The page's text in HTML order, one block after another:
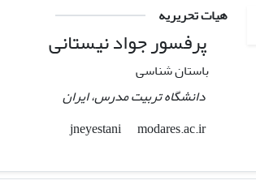
هیات تحریریه
پرفسور جواد نیستانی
باستان شناسی
دانشگاه تربیت مدرس، ایران
jneyestani
modares.ac.ir